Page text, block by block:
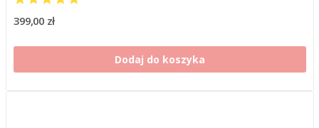
399,00 zł
Dodaj do koszyka